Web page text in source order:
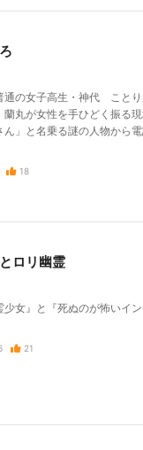
通の女子高生・神代 こと
丸が女性を手ひどく振る
ん」と名乗る謎の人物から
18
ロリ幽霊
少女』と『死ぬのが怖いイ
21